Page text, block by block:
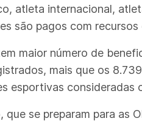
atleta internacional,
são pagos com
maior número de
mais que os
esportivas consideradas
que se preparam para